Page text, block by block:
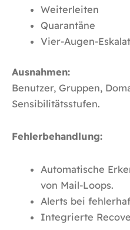
Weiterleiten
Quarantäne
Vier-Augen-
Ausnahmen:
Benutzer, Gruppen,
Sensibilitätsstufen.
Fehlerbehandlung:
Automatische
von Mail-Loops.
Alerts bei
Integrierte